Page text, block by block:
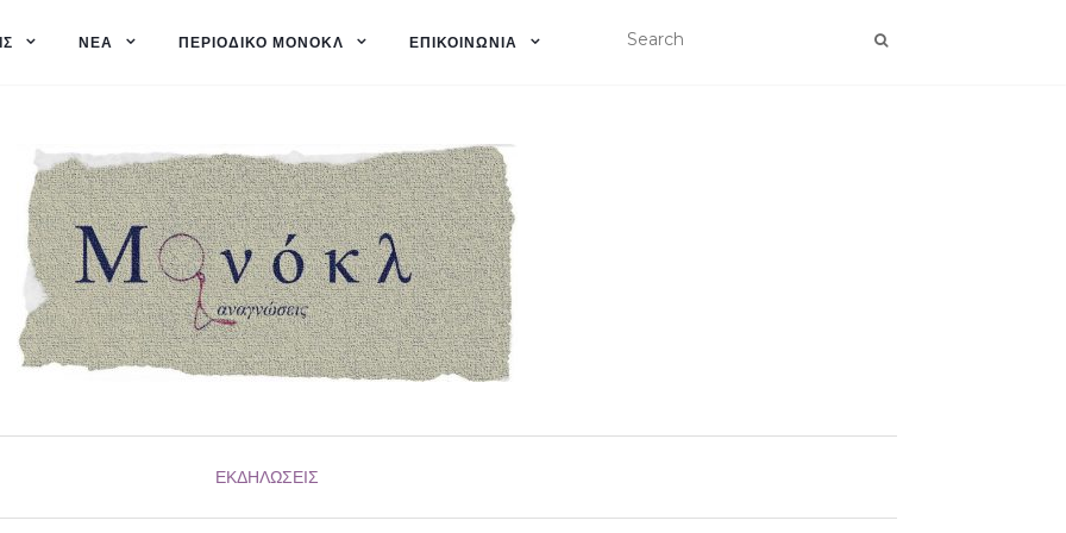
ΝΈΑ ΠΕΡΙΟΔΙΚΌ ΜΟΝΌΚΛ ΕΠΙΚΟΙΝΩΝΊΑ
ΕΚΔΗΛΏΣΕΙΣ